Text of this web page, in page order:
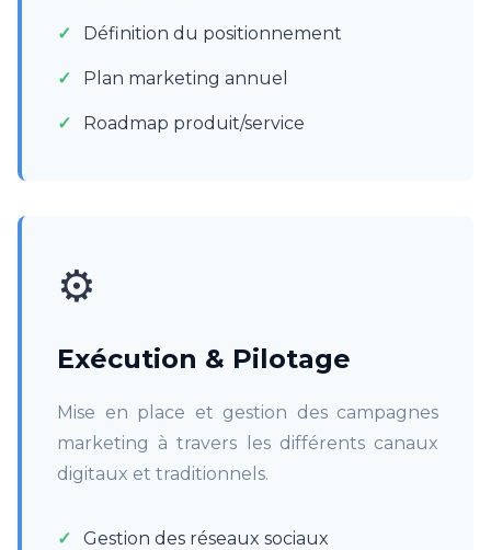
Définition du positionnement
Plan marketing annuel
Roadmap produit/service
⚙️
Exécution & Pilotage
Mise en place et gestion des campagnes
marketing à travers les différents canaux
digitaux et traditionnels.
Gestion des réseaux sociaux